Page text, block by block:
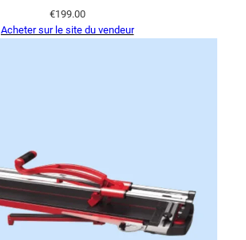
€199.00
Acheter sur le site du vendeur